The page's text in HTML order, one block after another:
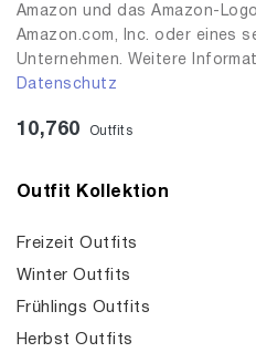
Amazon und das Amazon-
Amazon.com, Inc. oder eines
Unternehmen. Weitere
Datenschutz
10,760 Outfits
Outfit Kollektion
Freizeit Outfits
Winter Outfits
Frühlings Outfits
Herbst Outfits